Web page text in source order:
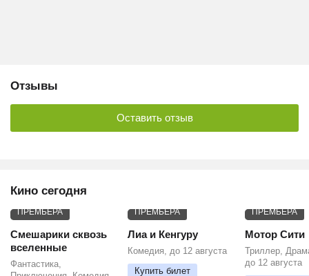
Отзывы
Оставить отзыв
Кино сегодня
ПРЕМЬЕРА
Смешарики сквозь
вселенные
Фантастика,
ПРЕМЬЕРА
Лиа и Кенгуру
Комедия, до 12 августа
Купить билет
ПРЕМЬЕРА
Мотор Сити
Триллер,
до 12 августа